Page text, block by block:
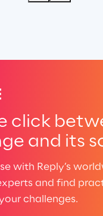
click
and its
with Reply’s
and find
challenges.